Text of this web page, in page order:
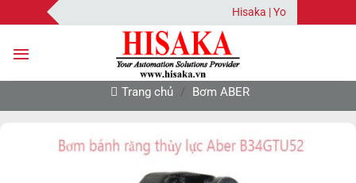
qua
nội
Hisaka | Your Automation
Trang chủ / Bơm ABER